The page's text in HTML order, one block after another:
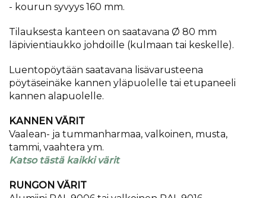
- kourun syvyys 160 mm.
Tilauksesta kanteen on saatavana Ø 80 mm
läpivientiaukko johdoille (kulmaan tai keskelle).
Luentopöytään saatavana lisävarusteena
pöytäseinäke kannen yläpuolelle tai etupaneeli
kannen alapuolelle.
KANNEN VÄRIT
Vaalean- ja tummanharmaa, valkoinen, musta,
tammi, vaahtera ym.
Katso tästä kaikki värit
RUNGON VÄRIT